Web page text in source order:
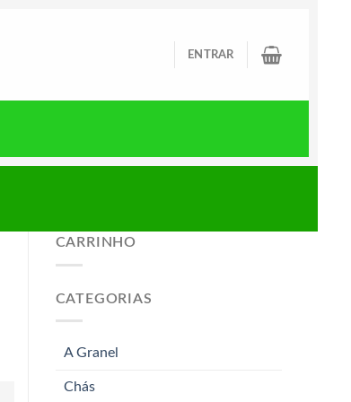
ENTRAR
CARRINHO
CATEGORIAS
A Granel
Chás